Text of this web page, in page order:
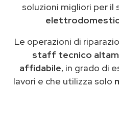
soluzioni migliori per il
Le operazioni di
staff tecnico
affidabile, in grado di
lavori e che utilizza solo